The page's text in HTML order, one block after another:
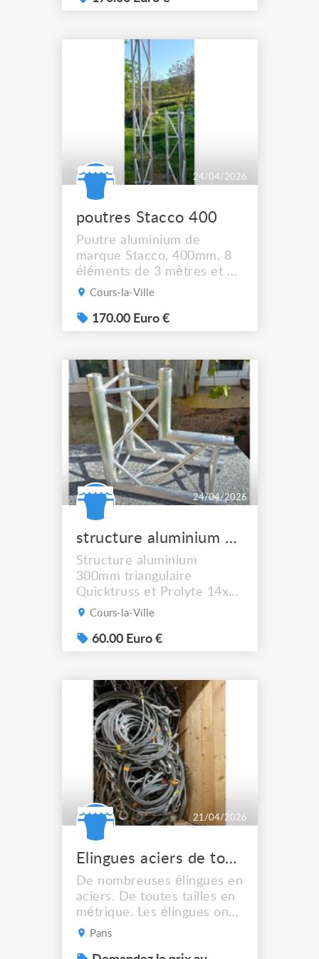
24/04/2026
poutres Stacco 400
Poutre aluminium de
marque Stacco, 400mm, 8
éléments de 3 mètres et 2
de 150cm. 27 mètres
charge. 170 euros la poutre
de 3m, 95 euros la 150cm.
Cours-la-Ville
170.00 Euro €
24/04/2026
structure aluminium 300mm triangulaire
Structure aluminium
300mm triangulaire
Quicktruss et Prolyte 14x
3m (très bon état) 42
Pièce. 22x2m (bon état et
très bon état) 44 ML 120
4,50 ML 100 EP 15x 1m
(bon état) 15ML 90EP 1x
0,70cm (neuf) 90EP 11x 0
50cm (très bon état)
5,50ML 70EP 11x 0,30...
Cours-la-Ville
60.00 Euro €
21/04/2026
Elingues aciers de toutes tailles
De nombreuses élingues en
aciers. De toutes tailles en
métrique. Les élingues ont
majoritairement un diam de
Paris